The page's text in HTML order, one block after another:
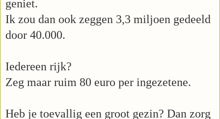
geniet.
Ik zou dan ook zeggen 3,3 miljoen gedeeld
door 40.000.
Iedereen rijk?
Zeg maar ruim 80 euro per ingezetene.
Heb je toevallig een groot gezin? Dan zorg